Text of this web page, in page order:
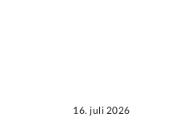
16. juli 2026